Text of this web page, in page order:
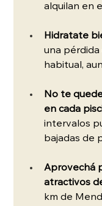
alquilan en
Hidratate
una pérdida
habitual,
No te
en cada
intervalos
bajadas de
Aprovechá
atractivos
km de